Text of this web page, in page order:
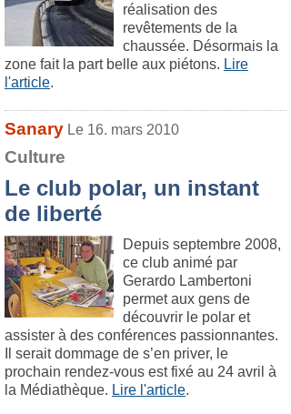
réalisation des
revêtements de la
chaussée. Désormais la
zone fait la part belle aux piétons. Lire
l'article.
Sanary Le 16. mars 2010
Culture
Le club polar, un instant
de liberté
Depuis septembre 2008,
ce club animé par
Gerardo Lambertoni
permet aux gens de
découvrir le polar et
assister à des conférences passionnantes.
Il serait dommage de s’en priver, le
prochain rendez-vous est fixé au 24 avril à
la Médiathèque. Lire l'article.